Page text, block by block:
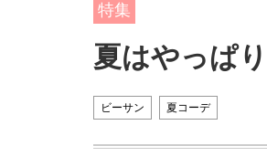
特集
夏はやっぱ
ビーサン 夏コーデ